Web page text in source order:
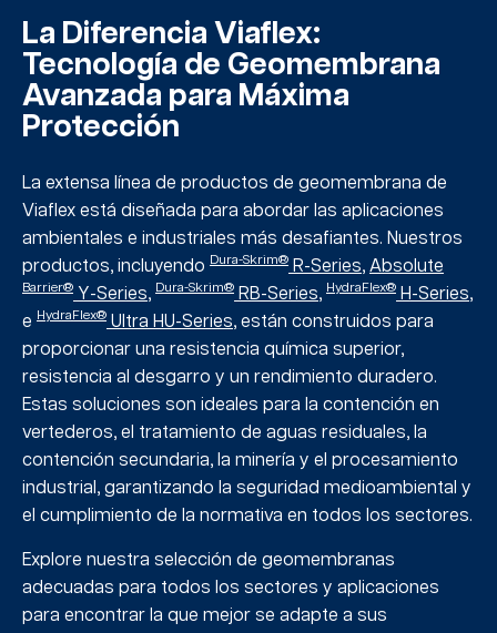
La Diferencia Viaflex:
Tecnología de Geomembrana
Avanzada para Máxima
Protección
La extensa línea de productos de geomembrana de
Viaflex está diseñada para abordar las aplicaciones
ambientales e industriales más desafiantes. Nuestros
productos, incluyendo Dura-Skrim® R-Series, Absolute
Barrier® Y-Series, Dura-Skrim® RB-Series, HydraFlex® H-Series,
e HydraFlex® Ultra HU-Series, están construidos para
proporcionar una resistencia química superior,
resistencia al desgarro y un rendimiento duradero.
Estas soluciones son ideales para la contención en
vertederos, el tratamiento de aguas residuales, la
contención secundaria, la minería y el procesamiento
industrial, garantizando la seguridad medioambiental y
el cumplimiento de la normativa en todos los sectores.
Explore nuestra selección de geomembranas
adecuadas para todos los sectores y aplicaciones
para encontrar la que mejor se adapte a sus